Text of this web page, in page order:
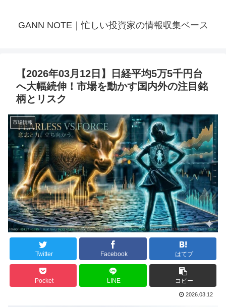
GANN NOTE｜忙しい投資家の情報収集ベース
【2026年03月12日】日経平均5万5千円台
へ大幅続伸！市場を動かす国内外の注目銘
柄とリスク
市場情報
Twitter Facebook はてブ
Pocket LINE コピー
2026.03.12